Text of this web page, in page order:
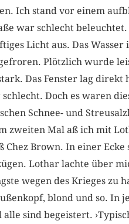
Ich stand vor einem
war schlecht
Licht aus. Das
Plötzlich wurde
Das Fenster lag
Doch es waren
Schnee- und
zweiten Mal aß ich mit
Chez Brown. In einer
Lothar lachte über
wegen des Krieges zu
blond und so. In
alle sind begeistert.